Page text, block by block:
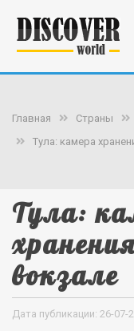
Главная Страны
Тула: камера
Тула:
вокзале
Дата публикации: 26-07-